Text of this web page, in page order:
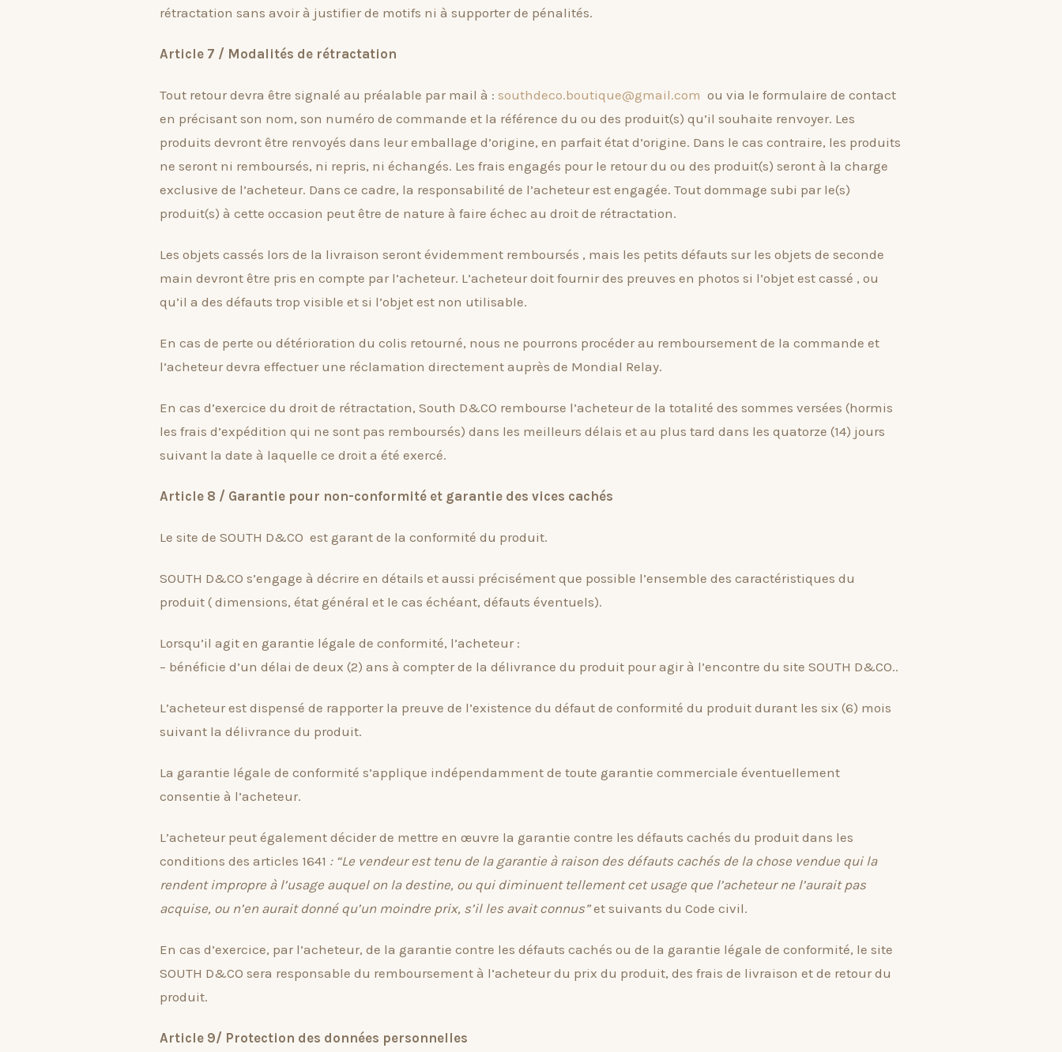
rétractation sans avoir à justifier de motifs ni à supporter de pénalités.
Article 7 / Modalités de rétractation
Tout retour devra être signalé au préalable par mail à : southdeco.boutique@gmail.com ou via le formulaire de contact
en précisant son nom, son numéro de commande et la référence du ou des produit(s) qu’il souhaite renvoyer. Les
produits devront être renvoyés dans leur emballage d’origine, en parfait état d’origine. Dans le cas contraire, les produits
ne seront ni remboursés, ni repris, ni échangés. Les frais engagés pour le retour du ou des produit(s) seront à la charge
exclusive de l’acheteur. Dans ce cadre, la responsabilité de l’acheteur est engagée. Tout dommage subi par le(s)
produit(s) à cette occasion peut être de nature à faire échec au droit de rétractation.
Les objets cassés lors de la livraison seront évidemment remboursés , mais les petits défauts sur les objets de seconde
main devront être pris en compte par l’acheteur. L’acheteur doit fournir des preuves en photos si l’objet est cassé , ou
qu’il a des défauts trop visible et si l’objet est non utilisable.
En cas de perte ou détérioration du colis retourné, nous ne pourrons procéder au remboursement de la commande et
l’acheteur devra effectuer une réclamation directement auprès de Mondial Relay.
En cas d’exercice du droit de rétractation, South D&CO rembourse l’acheteur de la totalité des sommes versées (hormis
les frais d’expédition qui ne sont pas remboursés) dans les meilleurs délais et au plus tard dans les quatorze (14) jours
suivant la date à laquelle ce droit a été exercé.
Article 8 / Garantie pour non-conformité et garantie des vices cachés
Le site de SOUTH D&CO est garant de la conformité du produit.
SOUTH D&CO s’engage à décrire en détails et aussi précisément que possible l’ensemble des caractéristiques du
produit ( dimensions, état général et le cas échéant, défauts éventuels).
Lorsqu’il agit en garantie légale de conformité, l’acheteur :
– bénéficie d’un délai de deux (2) ans à compter de la délivrance du produit pour agir à l’encontre du site SOUTH D&CO..
L’acheteur est dispensé de rapporter la preuve de l’existence du défaut de conformité du produit durant les six (6) mois
suivant la délivrance du produit.
La garantie légale de conformité s’applique indépendamment de toute garantie commerciale éventuellement
consentie à l’acheteur.
L’acheteur peut également décider de mettre en œuvre la garantie contre les défauts cachés du produit dans les
conditions des articles 1641 : “Le vendeur est tenu de la garantie à raison des défauts cachés de la chose vendue qui la
rendent impropre à l’usage auquel on la destine, ou qui diminuent tellement cet usage que l’acheteur ne l’aurait pas
acquise, ou n’en aurait donné qu’un moindre prix, s’il les avait connus”et suivants du Code civil.
En cas d’exercice, par l’acheteur, de la garantie contre les défauts cachés ou de la garantie légale de conformité, le site
SOUTH D&CO sera responsable du remboursement à l’acheteur du prix du produit, des frais de livraison et de retour du
produit.
Article 9/ Protection des données personnelles